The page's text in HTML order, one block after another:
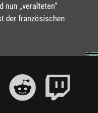
nun „veralteten“
der französischen